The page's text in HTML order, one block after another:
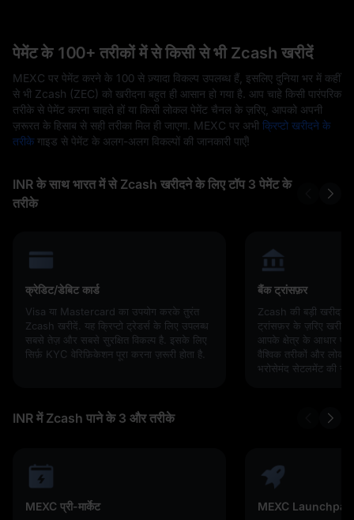
पेमेंट के 100+ तरीकों में से किसी से भी Zcash खरीदें
MEXC पर पेमेंट करने के 100 से ज़्यादा विकल्प उपलब्ध हैं, इसलिए दुनिया भर में कहीं
से भी Zcash (ZEC) को खरीदना बहुत ही आसान हो गया है. आप चाहे किसी पारंपरिक
तरीके से पेमेंट करना चाहते हों या किसी लोकल पेमेंट चैनल के ज़रिए, आपको अपनी
ज़रूरत के हिसाब से सही तरीका मिल ही जाएगा. MEXC पर अभी क्रिप्टो खरीदने के
तरीके गाइड से पेमेंट के अलग-अलग विकल्पों की जानकारी पाएँ!
INR के साथ भारत में से Zcash खरीदने के लिए टॉप 3 पेमेंट के
तरीके
क्रेडिट/डेबिट कार्ड
Visa या Mastercard का उपयोग करके तुरंत
Zcash खरीदें. यह क्रिप्टो ट्रेडर्स के लिए उपलब्ध
सबसे तेज़ और सबसे सुरक्षित विकल्प है. इसके लिए
सिर्फ़ KYC वेरिफ़िकेशन पूरा करना ज़रूरी होता है.
बैंक ट्रांसफ़र
Zcash की बड़ी
ट्रांसफ़र के ज़रिए
आपके क्षेत्र के आधार पर
वैश्विक तरीकों और
भरोसेमंद सेटलमेंट की
INR में Zcash पाने के 3 और तरीके
MEXC प्री-मार्केट MEXC Launchpad